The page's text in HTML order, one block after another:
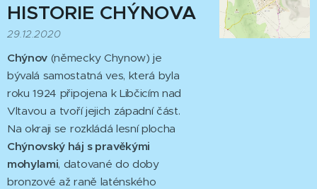
HISTORIE CHÝNOVA
29.12.2020
Chýnov (německy Chynow) je
bývalá samostatná ves, která byla
roku 1924 připojena k Libčicím nad
Vltavou a tvoří jejich západní část.
Na okraji se rozkládá lesní plocha
Chýnovský háj s pravěkými
mohylami, datované do doby
bronzové až raně laténského